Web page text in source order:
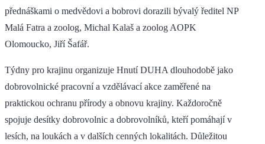
přednáškami o medvědovi a bobrovi dorazili bývalý ředitel NP
Malá Fatra a zoolog, Michal Kalaš a zoolog AOPK
Olomoucko, Jiří Šafář.
Týdny pro krajinu organizuje Hnutí DUHA dlouhodobě jako
dobrovolnické pracovní a vzdělávací akce zaměřené na
praktickou ochranu přírody a obnovu krajiny. Každoročně
spojuje desítky dobrovolnic a dobrovolníků, kteří pomáhají v
lesích, na loukách a v dalších cenných lokalitách. Důležitou